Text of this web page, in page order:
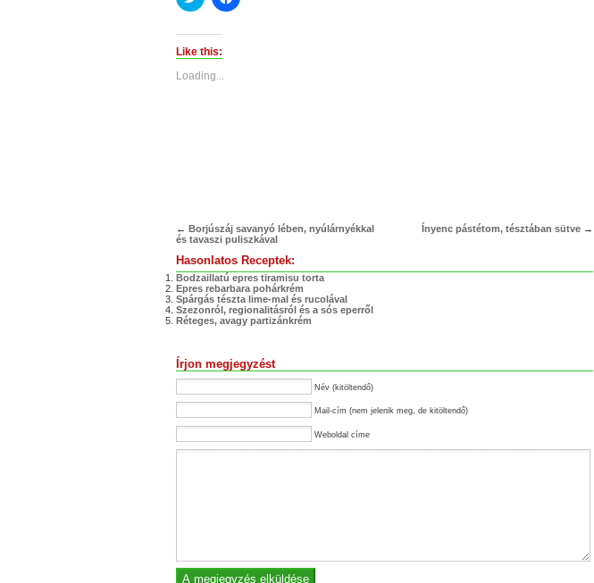
to
(Opens
new
to
Like this:
Loading...
← Borjúszáj savanyó lében, nyúlárnyékkal
és tavaszi puliszkával
Ínyenc pástétom, tésztában sütve →
Hasonlatos Receptek:
Bodzaillatú epres tiramisu torta
Epres rebarbara pohárkrém
Spárgás tészta lime-mal és rucolával
Szezonról, regionalitásról és a sós eperről
Réteges, avagy partizánkrém
Írjon megjegyzést
Név (kitöltendő)
Mail-cím (nem jelenik meg, de kitöltendő)
Weboldal címe